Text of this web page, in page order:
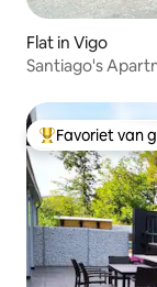
Flat in Vigo
Santiago's
Topfavoriet
Favoriet van